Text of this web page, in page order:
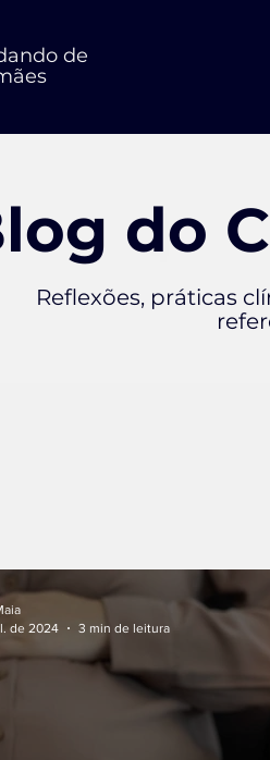
de
do
Reflexões, práticas
de 2024
3 min de leitura